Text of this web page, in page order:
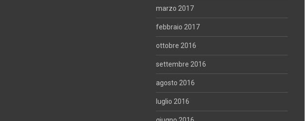
marzo 2017
febbraio 2017
ottobre 2016
settembre 2016
agosto 2016
luglio 2016